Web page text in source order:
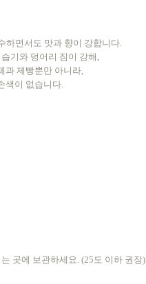
하면서도 맛과 향이 강합니다.
기와 덩어리 짐이 강해,
과 제빵뿐만 아니라,
색이 없습니다.
곳에 보관하세요. (25도 이하 권장)